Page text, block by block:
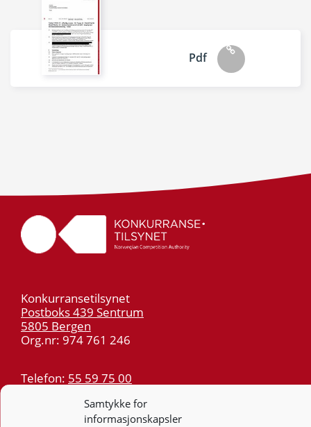
Samtykke for
informasjonskapsler
Pdf
Konkurransetilsynet
Postboks 439 Sentrum
5805 Bergen
Org.nr: 974 761 246
Telefon: 55 59 75 00
Nyhetsvarsel >>